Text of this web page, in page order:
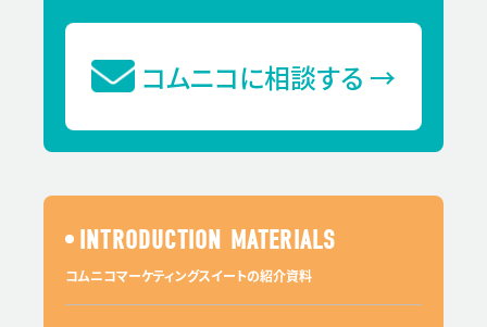
コムニコに相談する →
INTRODUCTION MATERIALS
コムニコマーケティングスイートの紹介資料